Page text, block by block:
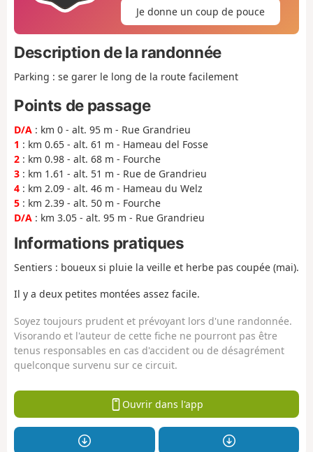
Je donne un coup de pouce
Description de la randonnée
Parking : se garer le long de la route facilement
Points de passage
D/A : km 0 - alt. 95 m - Rue Grandrieu
1 : km 0.65 - alt. 61 m - Hameau del Fosse
2 : km 0.98 - alt. 68 m - Fourche
3 : km 1.61 - alt. 51 m - Rue de Grandrieu
4 : km 2.09 - alt. 46 m - Hameau du Welz
5 : km 2.39 - alt. 50 m - Fourche
D/A : km 3.05 - alt. 95 m - Rue Grandrieu
Informations pratiques
Sentiers : boueux si pluie la veille et herbe pas coupée (mai).
Il y a deux petites montées assez facile.
Soyez toujours prudent et prévoyant lors d'une randonnée.
Visorando et l'auteur de cette fiche ne pourront pas être
tenus responsables en cas d'accident ou de désagrément
quelconque survenu sur ce circuit.
Ouvrir dans l'app